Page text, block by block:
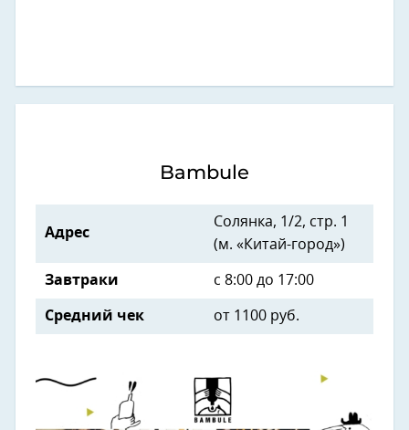
Bambule
Адрес
Солянка, 1/2, стр. 1
(м. «Китай-город»)
Завтраки с 8:00 до 17:00
Средний чек от 1100 руб.